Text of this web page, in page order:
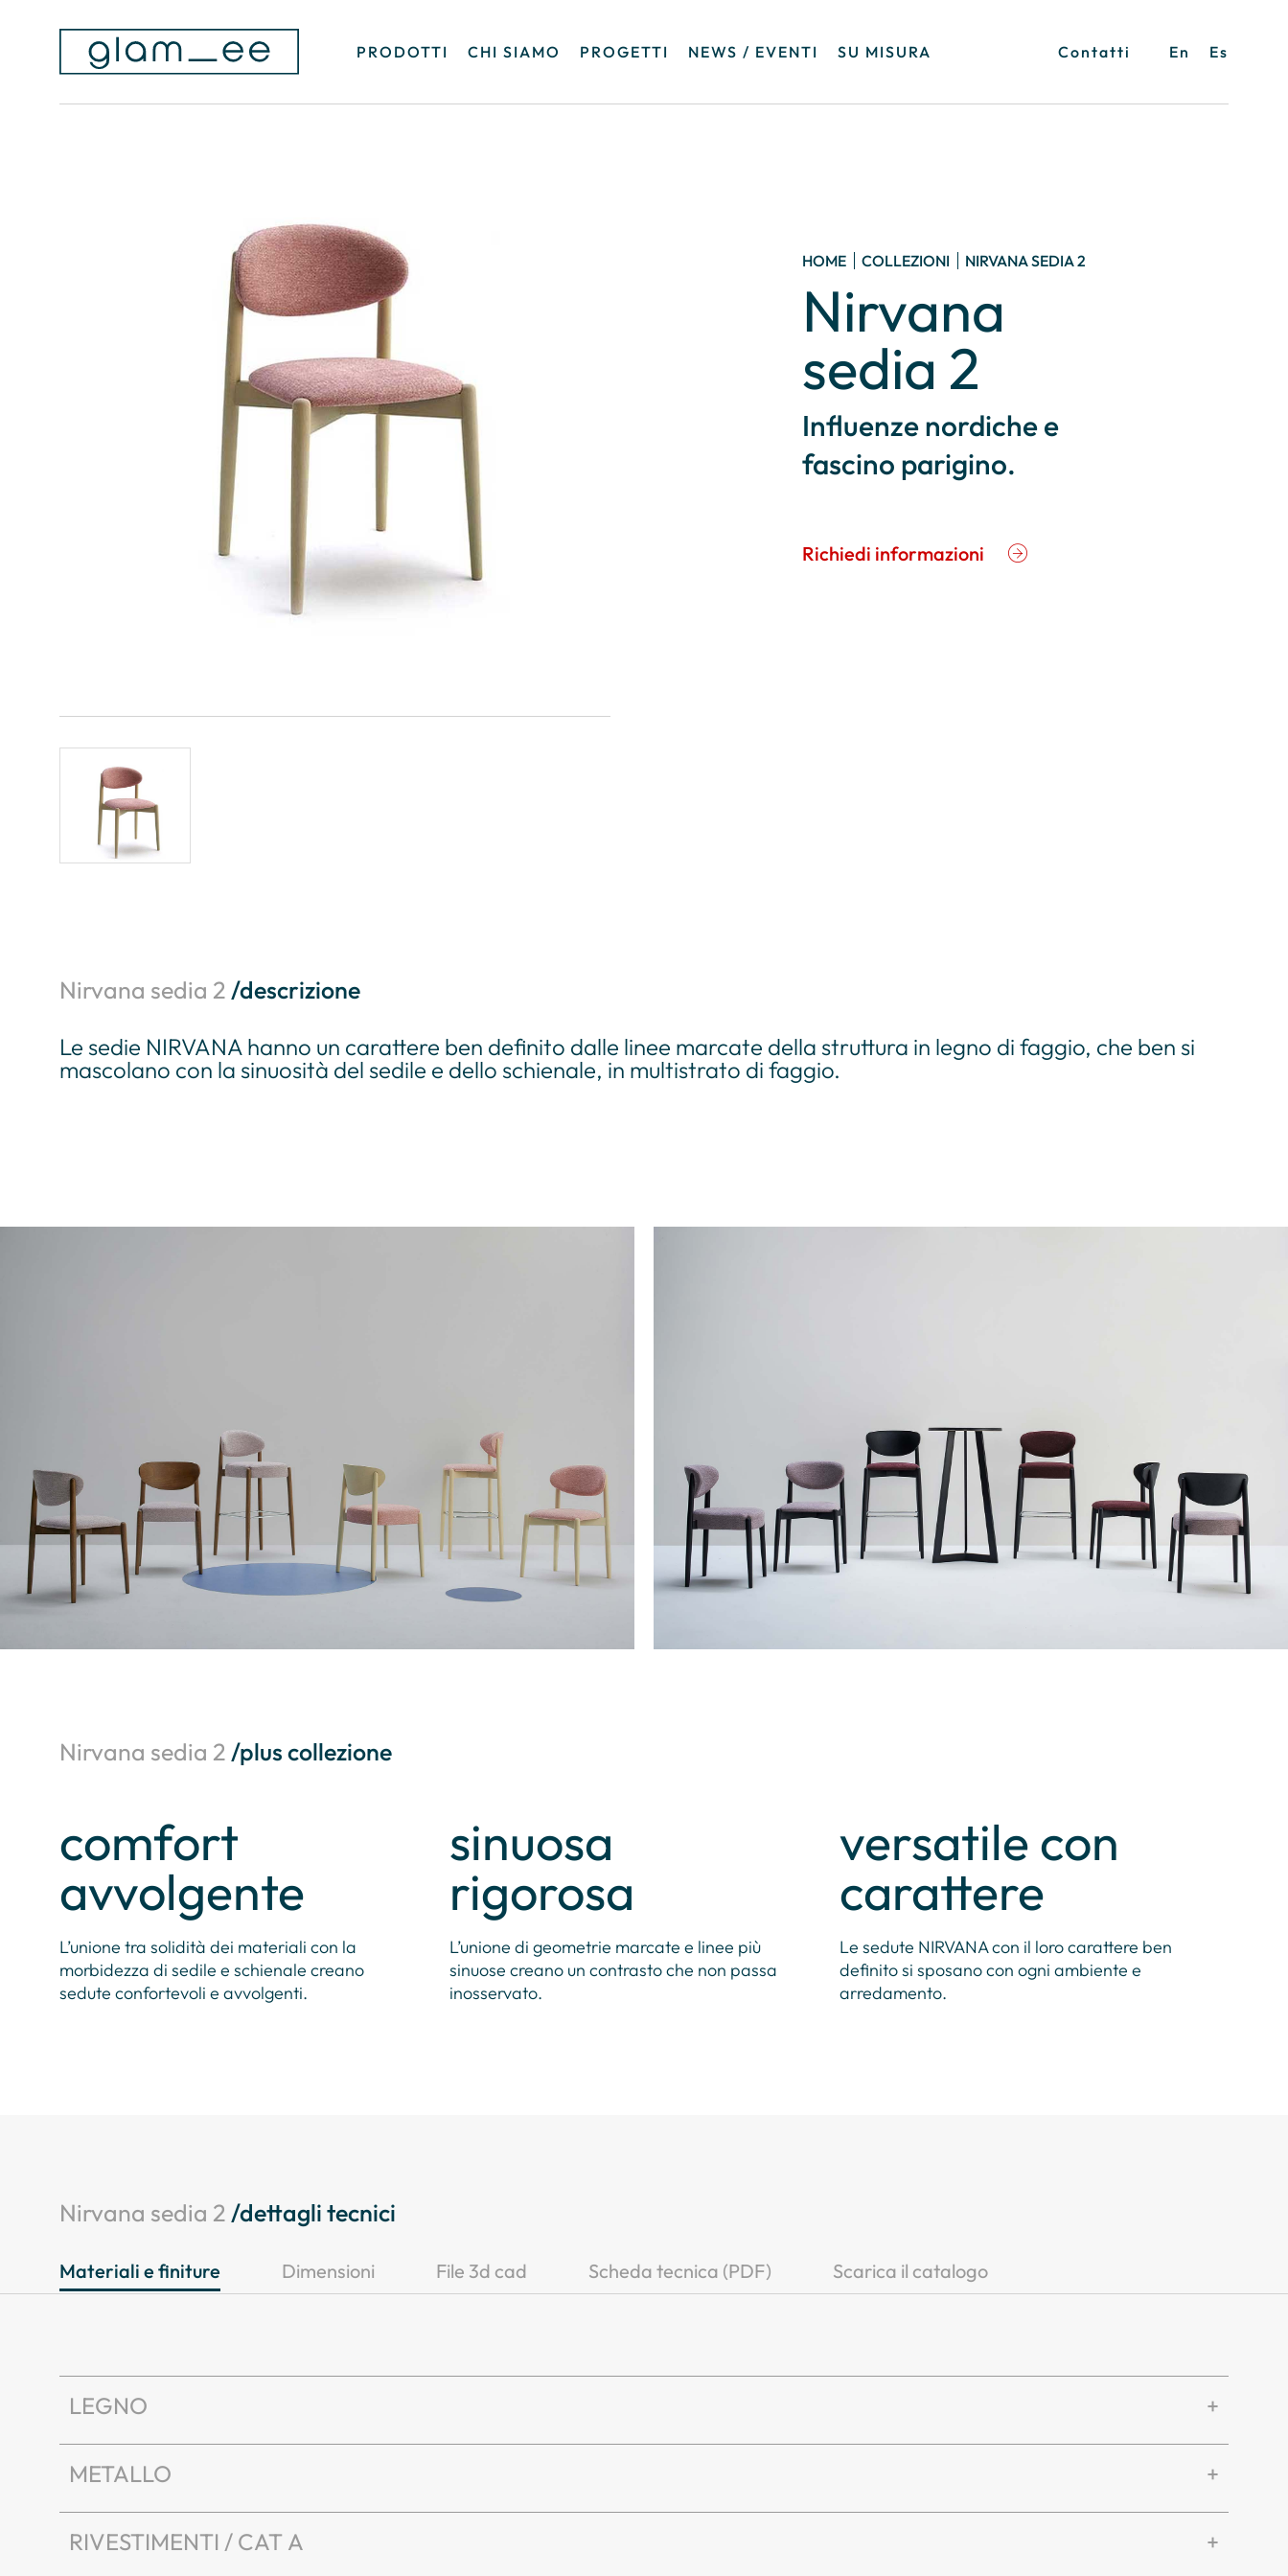
PRODOTTI CHI SIAMO PROGETTI NEWS / EVENTI SU MISURA Contatti En Es
HOME COLLEZIONI NIRVANA SEDIA 2
Nirvana
sedia 2
Influenze nordiche e
fascino parigino.
Richiedi informazioni
Nirvana sedia 2/descrizione
Le sedie NIRVANA hanno un carattere ben definito dalle linee marcate della struttura in legno di faggio, che ben si
mascolano con la sinuosità del sedile e dello schienale, in multistrato di faggio.
Nirvana sedia 2/plus collezione
comfort
avvolgente
L’unione tra solidità dei materiali con la
morbidezza di sedile e schienale creano
sedute confortevoli e avvolgenti.
sinuosa
rigorosa
L’unione di geometrie marcate e linee più
sinuose creano un contrasto che non passa
inosservato.
versatile con
carattere
Le sedute NIRVANA con il loro carattere ben
definito si sposano con ogni ambiente e
arredamento.
Nirvana sedia 2/dettagli tecnici
Materiali e finiture Dimensioni File 3d cad Scheda tecnica (PDF) Scarica il catalogo
LEGNO
METALLO
RIVESTIMENTI / CAT A